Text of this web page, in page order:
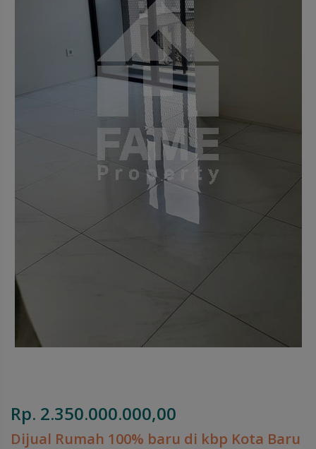
Rp. 2.350.000.000,00
Dijual Rumah 100% baru di kbp Kota Baru